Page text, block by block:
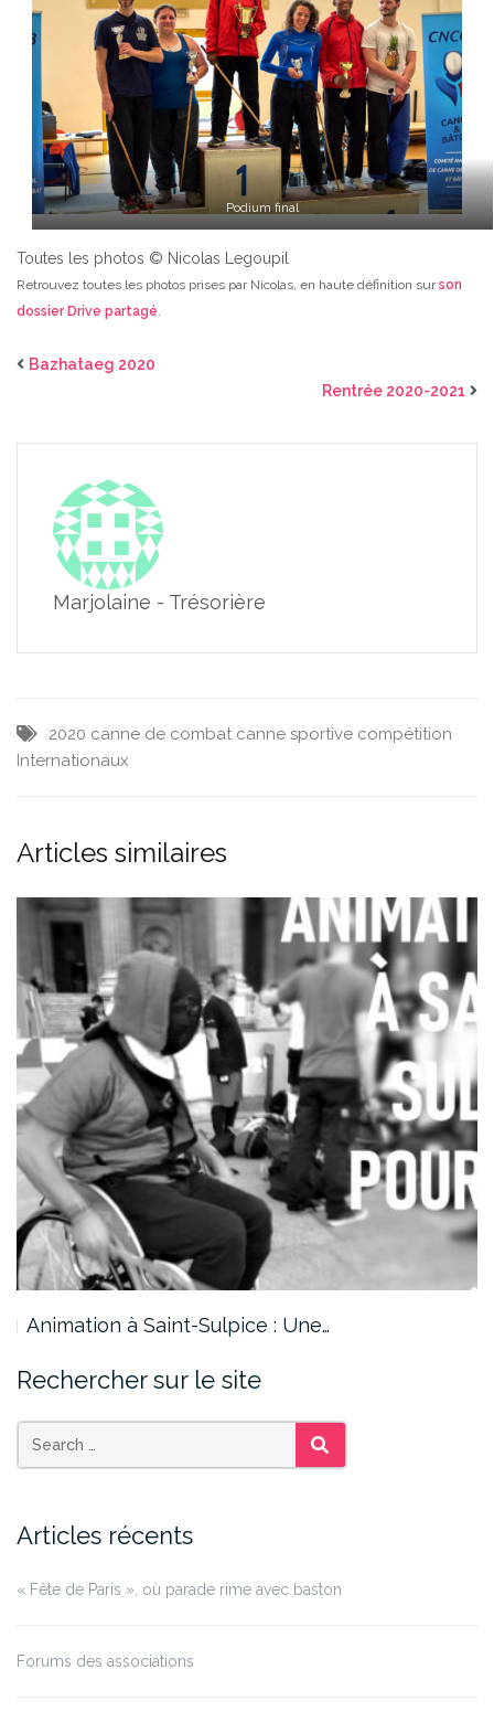
Podium final
Toutes les photos © Nicolas Legoupil
Retrouvez toutes les photos prises par Nicolas, en haute définition surson
dossier Drive partagé.
Bazhataeg 2020
Rentrée 2020-2021
Marjolaine - Trésorière
2020 canne de combat canne sportive compétition
Internationaux
Articles similaires
Animation à Saint-Sulpice : Une…
Rechercher sur le site
SEARCH
Articles récents
« Fête de Paris », où parade rime avec baston
Forums des associations